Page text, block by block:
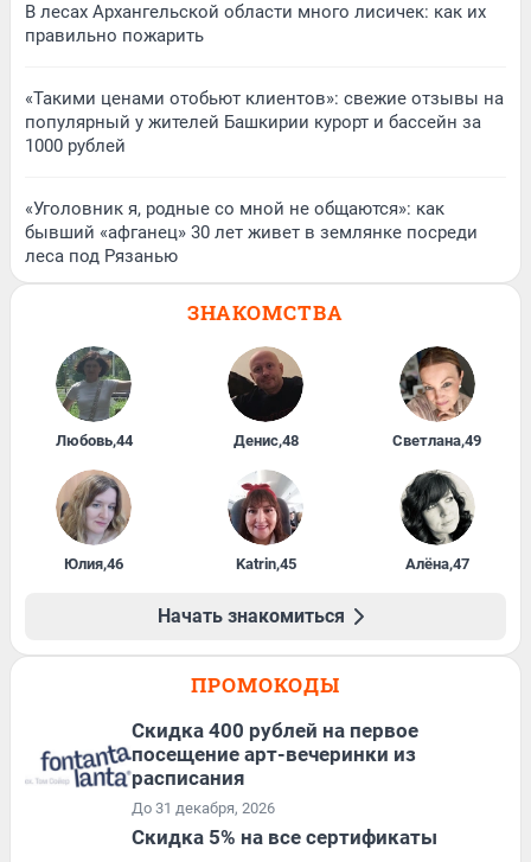
В лесах Архангельской области много лисичек: как их
правильно пожарить
«Такими ценами отобьют клиентов»: свежие отзывы на
популярный у жителей Башкирии курорт и бассейн за
1000 рублей
«Уголовник я, родные со мной не общаются»: как
бывший «афганец» 30 лет живет в землянке посреди
леса под Рязанью
ЗНАКОМСТВА
Любовь,44 Денис,48 Светлана,49
Юлия,46 Katrin,45 Алёна,47
Начать знакомиться
ПРОМОКОДЫ
Cкидка 400 рублей на первое
посещение арт-вечеринки из
расписания
До 31 декабря, 2026
Скидка 5% на все сертификаты